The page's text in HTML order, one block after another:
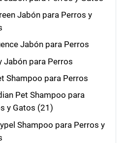
Jabón para Perros y
Jabón para Perros
Jabón para Perros
Shampoo para Perros
Pet Shampoo para
y Gatos (21)
Shampoo para Perros y